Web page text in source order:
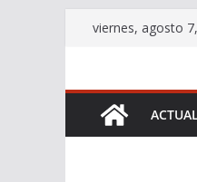
Saltarviernes, agosto